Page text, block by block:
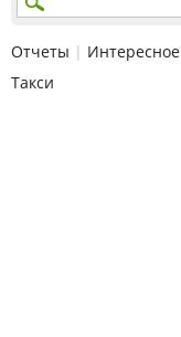
Отчеты | Интересное
Такси